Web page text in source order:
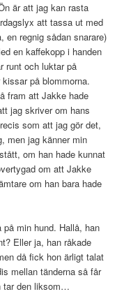
är att jag kan rasta
att tassa ut med
en regnig sådan snarare)
en kaffekopp i handen
runt och luktar på
på blommorna.
fram att Jakke hade
jag skriver om hans
som att jag gör det,
men jag känner min
om han hade kunnat
om att Jakke
om han bara hade
min hund. Hallå, han
Eller ja, han råkade
då fick hon ärligt talat
mellan tänderna så får
tar den liksom…